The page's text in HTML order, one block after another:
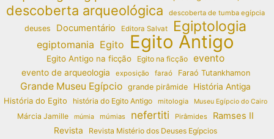
descoberta arqueológica descoberta de tumba egípcia
deuses Documentário Editora Salvat Egiptologia
egiptomania Egito Egito Antigo
Egito Antigo na ficção Egito na ficção evento
evento de arqueologia exposição faraó Faraó Tutankhamon
Grande Museu Egípcio grande pirâmide
História Antiga
História do Egito
história do Egito Antigo mitologia Museu Egípcio do Cairo
Márcia Jamille múmia múmias nefertiti Pirâmides Ramses II
Revista
Revista Mistério dos Deuses Egípcios